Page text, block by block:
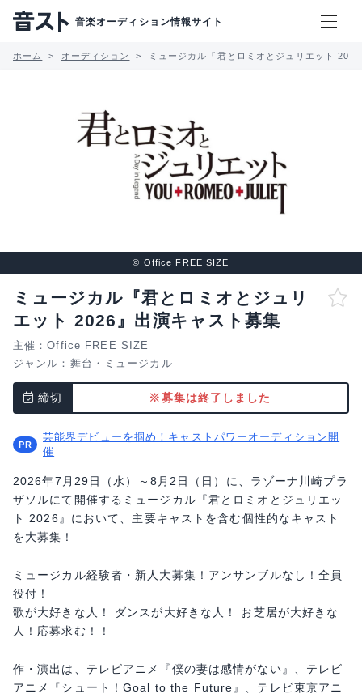
音楽オーディション情報サイト
ホーム オーディション ミュージカル『君とロミオとジュリエット
© Office FREE SIZE
ミュージカル『君とロミオとジュリ
エット 2026』出演キャスト募集
主催：Office FREE SIZE
ジャンル： 舞台・ミュージカル
締切 ※募集は終了しました
芸能界デビューを掴め！キャストパワーオーディション開
催
2026年7月29日（水）～8月2日（日）に、ラゾーナ川崎プラ
ザソルにて開催するミュージカル『君とロミオとジュリエッ
ト 2026』において、主要キャストを含む個性的なキャスト
を大募集！
ミュージカル経験者・新人大募集！アンサンブルなし！全員
役付！
歌が大好きな人！ ダンスが大好きな人！ お芝居が大好きな
人！応募求む！！
作・演出は、テレビアニメ『僕の妻は感情がない』、テレビ
アニメ『シュート！Goal to the Future』、テレビ東京アニ